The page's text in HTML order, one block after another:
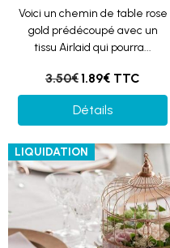
Voici un chemin de table rose
gold prédécoupé avec un
tissu Airlaid qui pourra...
3.50€1.89€ TTC
Détails
LIQUIDATION